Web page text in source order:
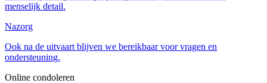
menselijk detail.
Nazorg
Ook na de uitvaart blijven we bereikbaar voor vragen en
ondersteuning.
Online condoleren